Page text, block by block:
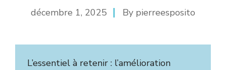
décembre 1, 2025 By pierreesposito
L’essentiel à retenir : l’amélioration